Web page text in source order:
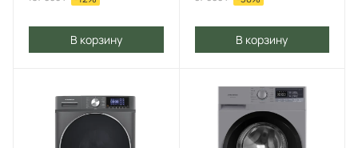
В корзину В корзину